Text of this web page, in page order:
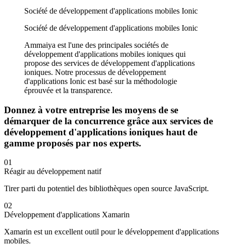
Société de développement d'applications mobiles Ionic
Société de développement d'applications mobiles Ionic
Ammaiya est l'une des principales sociétés de
développement d'applications mobiles ioniques qui
propose des services de développement d'applications
ioniques. Notre processus de développement
d'applications Ionic est basé sur la méthodologie
éprouvée et la transparence.
Donnez à votre entreprise les moyens de se
démarquer de la concurrence grâce aux services de
développement d'applications ioniques haut de
gamme proposés par nos experts.
01
Réagir au développement natif
Tirer parti du potentiel des bibliothèques open source JavaScript.
02
Développement d'applications Xamarin
Xamarin est un excellent outil pour le développement d'applications
mobiles.